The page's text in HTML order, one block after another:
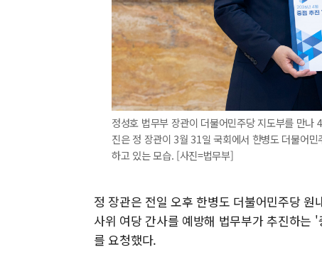
정성호 법무부 장관이 더불어민주당 지도부를 만
진은 정 장관이 3월 31일 국회에서 한병도 더불어
하고 있는 모습. [사진=법무부]
정 장관은 전일 오후 한병도 더불어민주당
사위 여당 간사를 예방해 법무부가 추진하는
를 요청했다.